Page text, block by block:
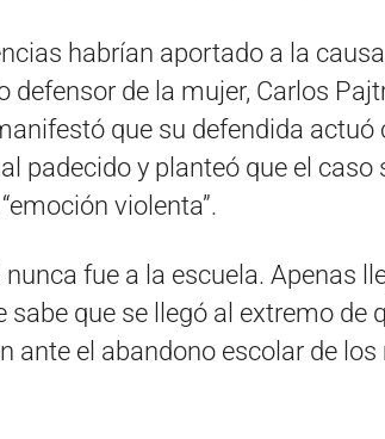
habrían aportado a la
defensor de la mujer, Carlos
que su defendida actuó
padecido y planteó que el caso
violenta”.
fue a la escuela. Apenas
sabe que se llegó al extremo de
ante el abandono escolar de